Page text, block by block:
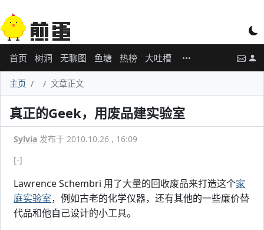
首页 树洞 无聊图 鱼塘 热榜 大吐槽
主页 文章正文
真正的Geek，用废品建实验室
Sylvia 发布于 2010.10.26 , 16:09
[-]
Lawrence Schembri 用了大量的回收废品来打造这个家
庭实验室，例如古老的化学仪器，还有其他的一些廉价替
代品和他自己设计的小工具。